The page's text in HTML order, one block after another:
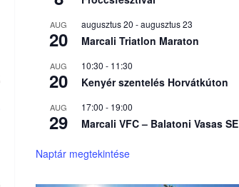
AUG
20
augusztus 20 -augusztus 23
Marcali Triatlon Maraton
AUG
20
10:30 - 11:30
Kenyér szentelés Horvátkúton
AUG
29
17:00 - 19:00
Marcali VFC – Balatoni Vasas SE
Naptár megtekintése